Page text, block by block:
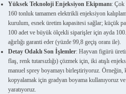
Yüksek Teknoloji Enjeksiyon Ekipmanı: Çok
160 tonluk tamamen elektrikli enjeksiyon
kurulum, esnek üretim kapasitesi sağlar; küçük
100 adet ve büyük ölçekli siparişler için ayda
ağırlığı garanti eder (yüzde 99,8 geçiş oranı ile).
Detay Odaklı Son İşlemler: Hayvan figürü
flaş, renk tutarsızlığı) çözmek için, iki atışlı
manuel sprey boyamayı birleştiriyoruz.
kopyalamak için gradyan boyama kullanıyoruz
yaratıyoruz.